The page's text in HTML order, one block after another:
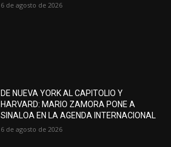
6 de agosto de 2026
DE NUEVA YORK AL CAPITOLIO Y
HARVARD: MARIO ZAMORA PONE A
SINALOA EN LA AGENDA INTERNACIONAL
6 de agosto de 2026